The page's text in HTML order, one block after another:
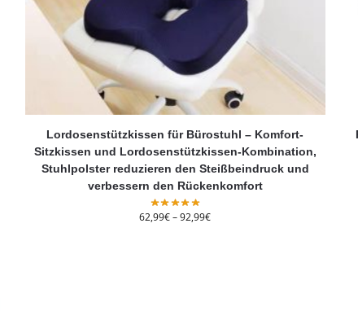
Lordosenstützkissen für Bürostuhl – Komfort-
Sitzkissen und Lordosenstützkissen-Kombination,
Stuhlpolster reduzieren den Steißbeindruck und
verbessern den Rückenkomfort
62,99€ –92,99€